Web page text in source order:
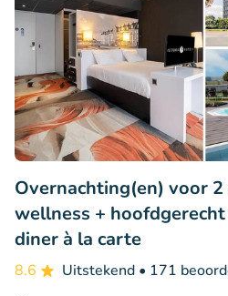
Overnachting(en) voor
wellness +
diner à la carte
8.6 Uitstekend • 171